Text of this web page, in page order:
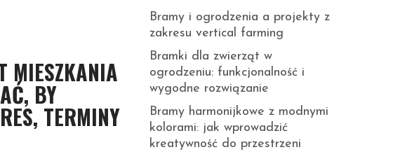
MIESZKANIA
BY
TERMINY
Bramy i ogrodzenia a projekty z
zakresu vertical farming
Bramki dla zwierząt w
ogrodzeniu: funkcjonalność i
wygodne rozwiązanie
Bramy harmonijkowe z modnymi
kolorami: jak wprowadzić
kreatywność do przestrzeni